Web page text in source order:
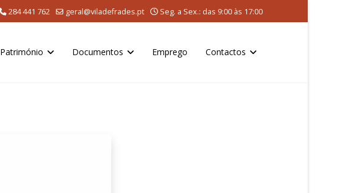
284 441 762 geral@viladefrades.pt Seg. a Sex.: das 9:00 às 17:00
Património Documentos Emprego Contactos